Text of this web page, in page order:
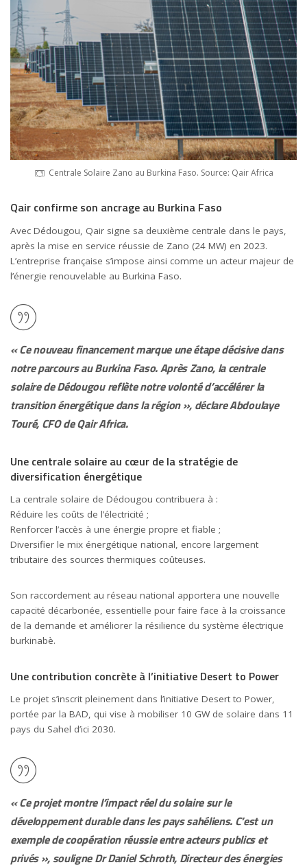
Centrale Solaire Zano au Burkina Faso. Source: Qair Africa
Qair confirme son ancrage au Burkina Faso
Avec Dédougou, Qair signe sa deuxième centrale dans le pays,
après la mise en service réussie de Zano (24 MW) en 2023.
L’entreprise française s’impose ainsi comme un acteur majeur de
l’énergie renouvelable au Burkina Faso.
« Ce nouveau financement marque une étape décisive dans
notre parcours au Burkina Faso. Après Zano, la centrale
solaire de Dédougou reflète notre volonté d’accélérer la
transition énergétique dans la région », déclareAbdoulaye
Touré, CFO de Qair Africa.
Une centrale solaire au cœur de la stratégie de
diversification énergétique
La centrale solaire de Dédougou contribuera à :
Réduire les coûts de l’électricité ;
Renforcer l’accès à une énergie propre et fiable ;
Diversifier le mix énergétique national, encore largement
tributaire des sources thermiques coûteuses.
Son raccordement au réseau national apportera une nouvelle
capacité décarbonée, essentielle pour faire face à la croissance
de la demande et améliorer la résilience du système électrique
burkinabè.
Une contribution concrète à l’initiative Desert to Power
Le projet s’inscrit pleinement dans l’initiative Desert to Power,
portée par la BAD, qui vise à mobiliser 10 GW de solaire dans 11
pays du Sahel d’ici 2030.
« Ce projet montre l’impact réel du solaire sur le
développement durable dans les pays sahéliens. C’est un
exemple de coopération réussie entre acteurs publics et
privés », souligneDr Daniel Schroth, Directeur des énergies